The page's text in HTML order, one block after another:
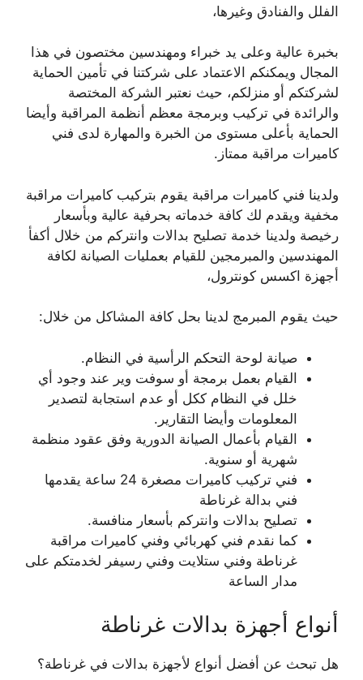
الفلل والفنادق وغيرها،
بخبرة عالية وعلى يد خبراء ومهندسين مختصون في هذا
المجال ويمكنكم الاعتماد على شركتنا في تأمين الحماية
لشركتكم أو منزلكم، حيث نعتبر الشركة المختصة
والرائدة في تركيب وبرمجة معظم أنظمة المراقبة وأيضا
الحماية بأعلى مستوى من الخبرة والمهارة لدى فني
كاميرات مراقبة ممتاز.
ولدينا فني كاميرات مراقبة يقوم بتركيب كاميرات مراقبة
مخفية ويقدم لك كافة خدماته بحرفية عالية وبأسعار
رخيصة ولدينا خدمة تصليح بدالات وانتركم من خلال أكفأ
المهندسين والمبرمجين للقيام بعمليات الصيانة لكافة
أجهزة اكسس كونترول،
حيث يقوم المبرمج لدينا بحل كافة المشاكل من خلال:
صيانة لوحة التحكم الرأسية في النظام.
القيام بعمل برمجة أو سوفت وير عند وجود أي
خلل في النظام ككل أو عدم استجابة لتصدير
المعلومات وأيضا التقارير.
القيام بأعمال الصيانة الدورية وفق عقود منظمة
شهرية أو سنوية.
فني تركيب كاميرات مصغرة 24 ساعة يقدمها
فني بدالة غرناطة
تصليح بدالات وانتركم بأسعار منافسة.
كما نقدم فني كهربائي وفني كاميرات مراقبة
غرناطة وفني ستلايت وفني رسيفر لخدمتكم على
مدار الساعة
أنواع أجهزة بدالات غرناطة
هل تبحث عن أفضل أنواع لأجهزة بدالات في غرناطة؟